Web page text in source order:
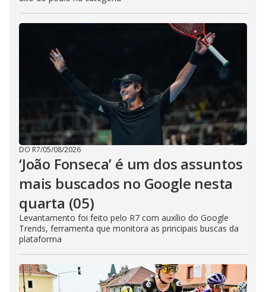
DO R7/05/08/2026
‘João Fonseca’ é um dos assuntos
mais buscados no Google nesta
quarta (05)
Levantamento foi feito pelo R7 com auxílio do Google
Trends, ferramenta que monitora as principais buscas da
plataforma